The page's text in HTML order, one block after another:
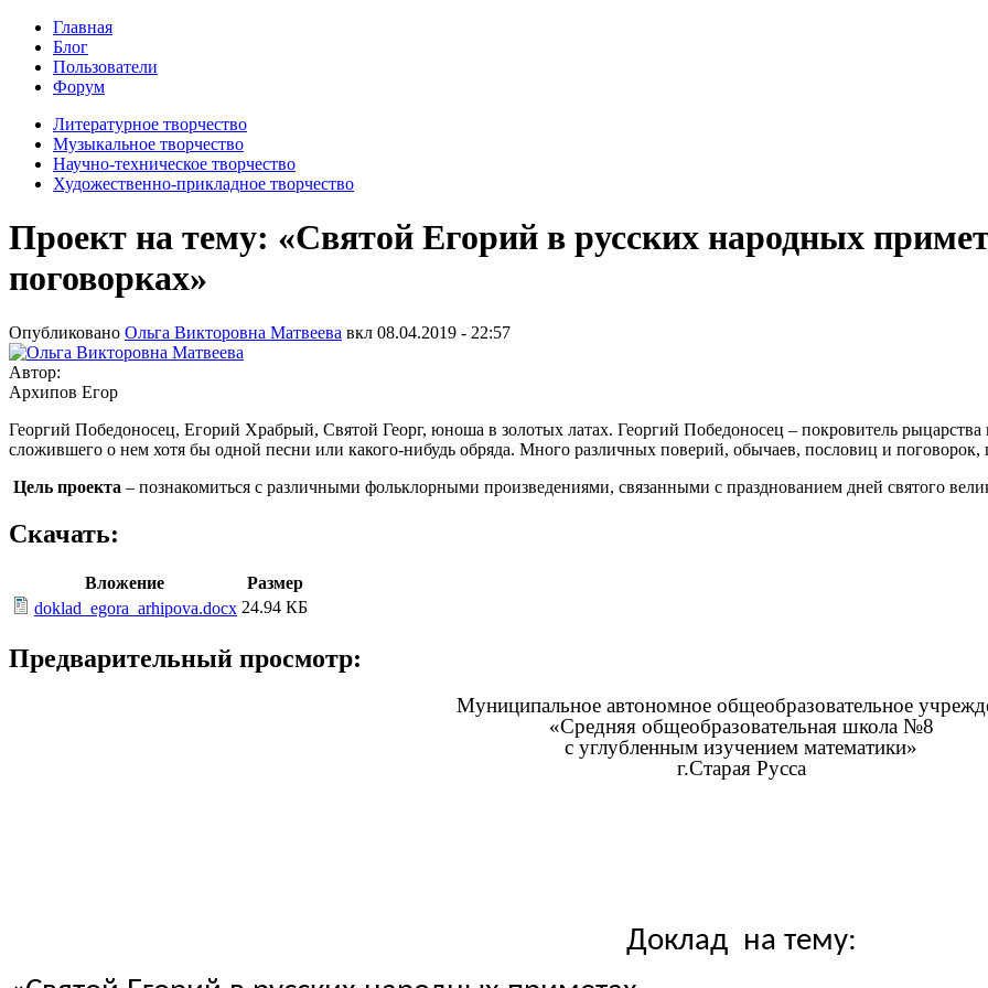
Главная
Блог
Пользователи
Форум
Литературное творчество
Музыкальное творчество
Научно-техническое творчество
Художественно-прикладное творчество
Проект на тему: «Святой Егорий в русских народных
поговорках»
Опубликовано Ольга Викторовна Матвеева вкл 08.04.2019 - 22:57
Автор:
Архипов Егор
Георгий Победоносец, Егорий Храбрый, Святой Георг, юноша в золотых латах. Георгий Победоносец – покровитель
сложившего о нем хотя бы одной песни или какого-нибудь обряда. Много различных поверий, обычаев, пословиц и
Цель проекта – познакомиться с различными фольклорными произведениями, связанными с празднованием дней святого
Скачать:
Вложение
Размер
doklad_egora_arhipova.docx 24.94 КБ
Предварительный просмотр:
Муниципальное автономное общеобразовательное
«Средняя общеобразовательная школа №8
с углубленным изучением математики»
г.Старая Русса
Доклад на тему: